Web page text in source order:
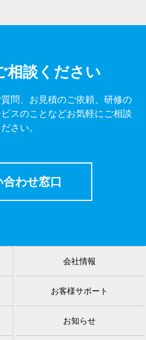
相談ください
問、お見積のご依頼、研修の
スのことなどお気軽にご相談
ださい。
合わせ窓口
会社情報
お客様サポート
お知らせ